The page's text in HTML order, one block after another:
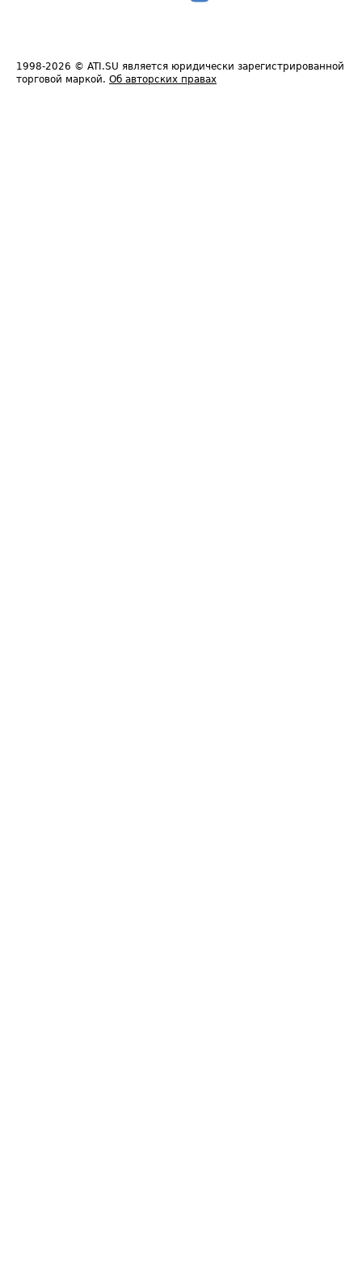
1998-2026 © ATI.SU является юридически зарегистрированной
торговой маркой. Об авторских правах